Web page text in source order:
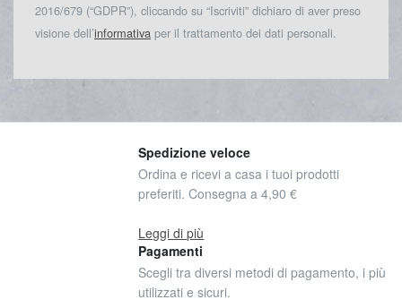
2016/679 (“GDPR”), cliccando su “Iscriviti” dichiaro di aver preso
visione dell’informativa per il trattamento dei dati personali.
Spedizione veloce
Ordina e ricevi a casa i tuoi prodotti
preferiti. Consegna a 4,90 €
Leggi di più
Pagamenti
Scegli tra diversi metodi di pagamento, i più
utilizzati e sicuri.